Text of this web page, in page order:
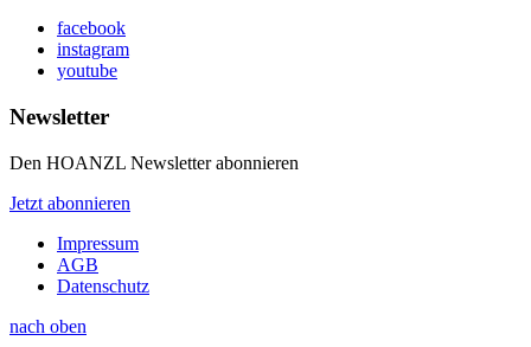
facebook
instagram
youtube
Newsletter
Den HOANZL Newsletter abonnieren
Jetzt abonnieren
Impressum
AGB
Datenschutz
nach oben